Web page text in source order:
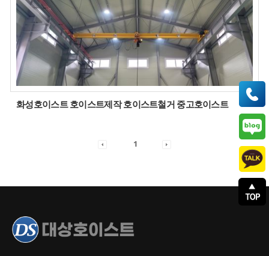
화성호이스트 호이스트제작 호이스트철거 중고호이스트
1